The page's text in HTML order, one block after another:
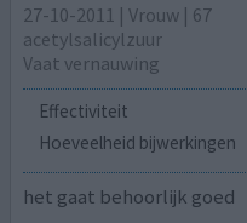
27-10-2011 | Vrouw | 67
acetylsalicylzuur
Vaat vernauwing
Effectiviteit
Hoeveelheid bijwerkingen
het gaat behoorlijk goed